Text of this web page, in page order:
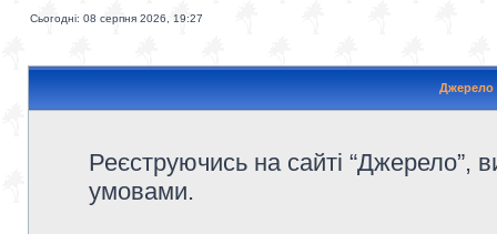
Сьогодні: 08 серпня 2026, 19:27
Джерело
Реєструючись на сайті “Джерело”,
умовами.